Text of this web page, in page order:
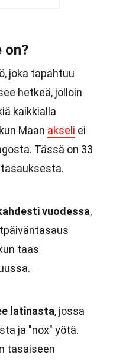
on?
joka tapahtuu
hetkeä, jolloin
kaikkialla
Maan akseli ei
Tässä on 33
vuodessa,
taas
latinasta, jossa
ja "nox" yötä.
tasaiseen